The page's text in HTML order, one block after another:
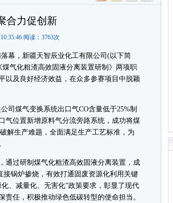
合力促创新
阅读： 3763次
幕，新疆天智辰业化工有限公司(以下简
气化粗渣高效固液分离装置研制》两项职
以及良好经济效益，在众多参赛项目中脱颖
煤气变换系统出口气CO含量低于25%制
气位置新增原料气分流旁路系统，成功将煤
解生产难题，全面满足生产工艺标准，为
过研制煤气化粗渣高效固液分离装置，成
接锅炉掺烧，有效打通固废资源化利用关键
、减量化、无害化”政策要求，彰显了现代
任，积极推动绿色低碳转型的使命担当。